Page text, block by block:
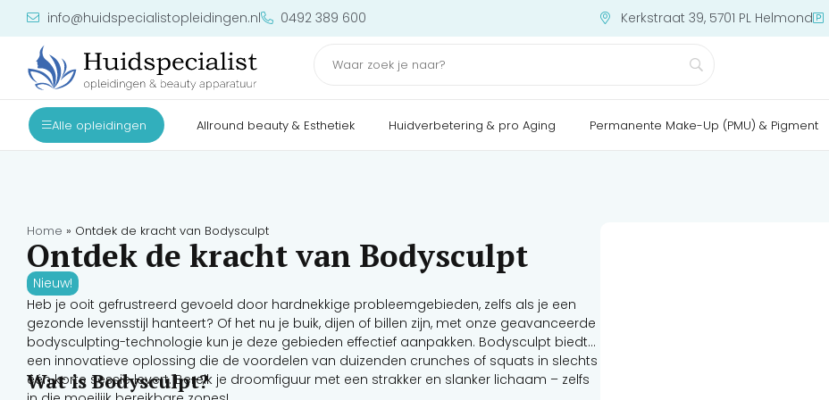
info@huidspecialistopleidingen.nl 0492 389 600 Kerkstraat 39, 5701 PL Helmond
Alle opleidingen Allround beauty & Esthetiek Huidverbetering & pro Aging Permanente Make-Up (PMU) & Pigment
Home » Ontdek de kracht van Bodysculpt
Ontdek de kracht van Bodysculpt
Nieuw!
Heb je ooit gefrustreerd gevoeld door hardnekkige probleemgebieden, zelfs als je een
gezonde levensstijl hanteert? Of het nu je buik, dijen of billen zijn, met onze geavanceerde
bodysculpting-technologie kun je deze gebieden effectief aanpakken. Bodysculpt biedt
een innovatieve oplossing die de voordelen van duizenden crunches of squats in slechts
één korte sessie levert. Bereik je droomfiguur met een strakker en slanker lichaam – zelfs
Wat is Bodysculpt?